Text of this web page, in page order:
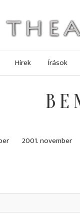
Hírek Írások
2001. november